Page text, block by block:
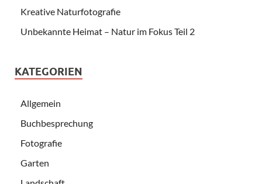
Kreative Naturfotografie
Unbekannte Heimat – Natur im Fokus Teil 2
KATEGORIEN
Allgemein
Buchbesprechung
Fotografie
Garten